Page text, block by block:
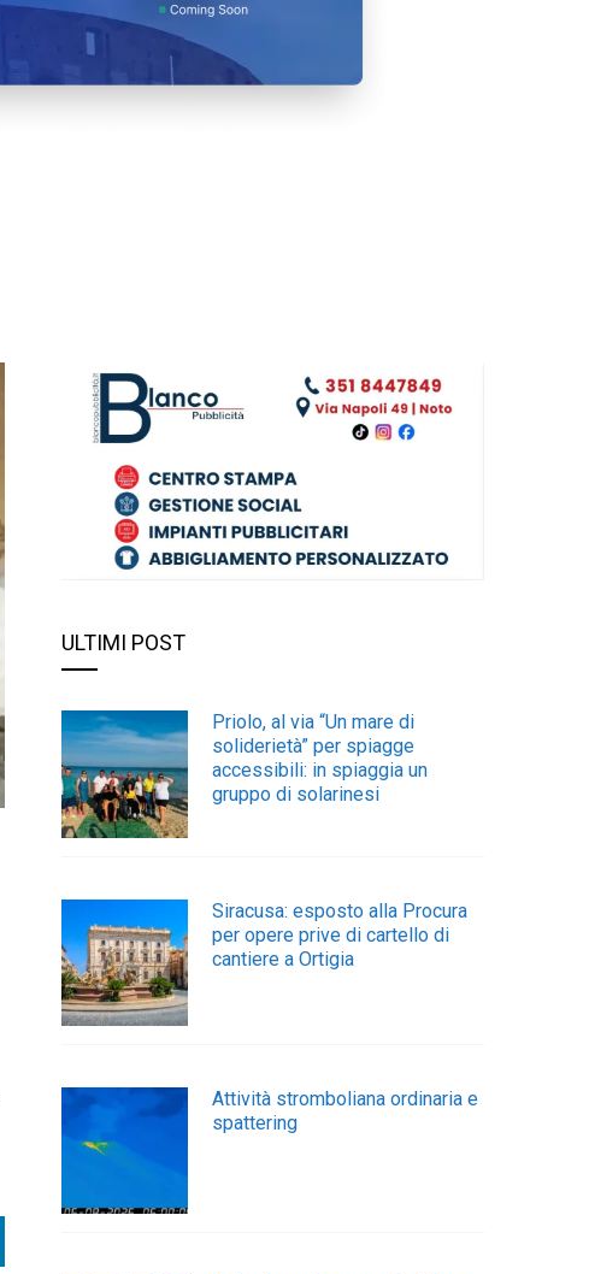
ULTIMI POST
Priolo, al via “Un mare di
soliderietà” per spiagge
accessibili: in spiaggia un
gruppo di solarinesi
Siracusa: esposto alla Procura
per opere prive di cartello di
cantiere a Ortigia
Attività stromboliana ordinaria e
spattering